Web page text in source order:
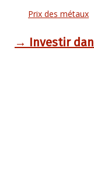
Prix des métaux
→ Investir